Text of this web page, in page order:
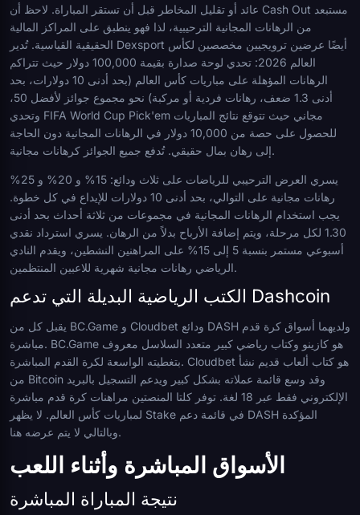
عائد أو تقليل المخاطر قبل أن تستقر المباراة. لاحظ أن Cash Out مستبعد
من الرهانات المجانية الترحيبية، لذا فهو ينطبق على المراكز المالية
الحقيقية القياسية. تُدير Dexsport أيضًا عرضين ترويجيين مخصصين لكأس
العالم 2026: تحدي لوحة صدارة بقيمة 100,000 دولار حيث تتراكم
الرهانات المؤهلة على مباريات كأس العالم (بحد أدنى 10 دولارات، بحد
أدنى 1.3 ضعف، رهانات فردية أو مركبة) نحو مجموع جوائز لأفضل 50،
وتحدي FIFA World Cup Pick'em مجاني حيث تتوقع نتائج المباريات
للحصول على حصة من 10,000 دولار في الرهانات المجانية دون الحاجة
إلى رهان بمال حقيقي. تُدفع جميع الجوائز كرهانات مجانية.
يسري العرض الترحيبي للرياضات على ثلاث ودائع: 15% و 20% و 25%
رهانات مجانية على التوالي، بحد أدنى 10 دولارات للإيداع في كل خطوة.
يجب استخدام الرهانات المجانية في مجموعات من ثلاثة أحداث بحد أدنى
1.30 لكل مرحلة، ويتم إضافة الأرباح بدلاً من الرهان. يسري استرداد نقدي
أسبوعي مستمر بنسبة 5 إلى 15% على المراهنين النشطين، ويقدم النادي
الرياضي رهانات مجانية شهرية للاعبين المنتظمين.
الكتب الرياضية البديلة التي تدعم Dashcoin
يقبل كل من BC.Game و Cloudbet ودائع DASH ولديهما أسواق كرة قدم
مباشرة. BC.Game هو كازينو وكتاب رياضي كبير متعدد السلاسل معروف
بتغطيته الواسعة لكرة القدم المباشرة. Cloudbet هو كتاب ألعاب قديم نشأ
من Bitcoin وقد وسع قائمة عملاته بشكل كبير ويدعم التسجيل بالبريد
الإلكتروني فقط عبر 18 لغة. توفر كلتا المنصتين مراهنات كرة قدم مباشرة
لمباريات كأس العالم. لا يظهر Stake في قائمة دعم DASH المؤكدة
وبالتالي لا يتم عرضه هنا.
الأسواق المباشرة وأثناء اللعب
نتيجة المباراة المباشرة